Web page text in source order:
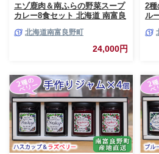
エゾ鹿肉＆南ふらの野菜スープ
カレー8食セット 北海道 南富良
スープカレー セット 詰合せ 加
北海道南富良野町
24,000円
2種
ル
ャ